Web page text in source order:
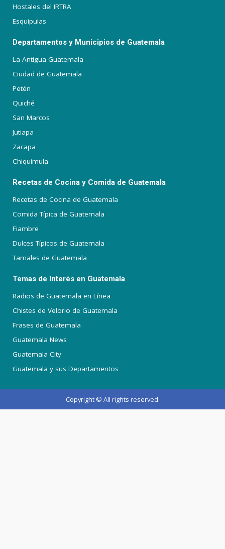
Hostales del IRTRA
Esquipulas
Departamentos y Municipios de Guatemala
La Antigua Guatemala
Ciudad de Guatemala
Petén
Quiché
San Marcos
Jutiapa
Zacapa
Chiquimula
Recetas de Cocina y Comida de Guatemala
Recetas de Cocina de Guatemala
Comida Típica de Guatemala
Fiambre
Dulces Típicos de Guatemala
Tamales de Guatemala
Temas de Interés en Guatemala
Radios de Guatemala en Línea
Chistes de Velorio de Guatemala
Frases de Guatemala
Guatemala News
Guatemala City
Guatemala y sus Departamentos
Copyright © All rights reserved.